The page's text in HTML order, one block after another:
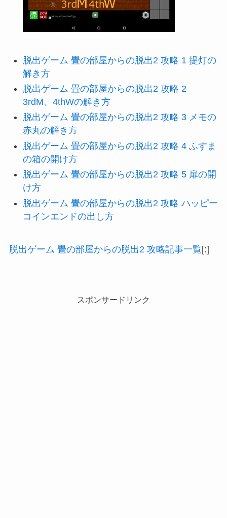
脱出ゲーム 畳の部屋からの脱出2 攻略 1 提灯の
解き方
脱出ゲーム 畳の部屋からの脱出2 攻略 2
3rdM、4thWの解き方
脱出ゲーム 畳の部屋からの脱出2 攻略 3 メモの
赤丸の解き方
脱出ゲーム 畳の部屋からの脱出2 攻略 4 ふすま
の箱の開け方
脱出ゲーム 畳の部屋からの脱出2 攻略 5 扉の開
け方
脱出ゲーム 畳の部屋からの脱出2 攻略 ハッピー
コインエンドの出し方
脱出ゲーム 畳の部屋からの脱出2 攻略記事一覧[:]
スポンサードリンク